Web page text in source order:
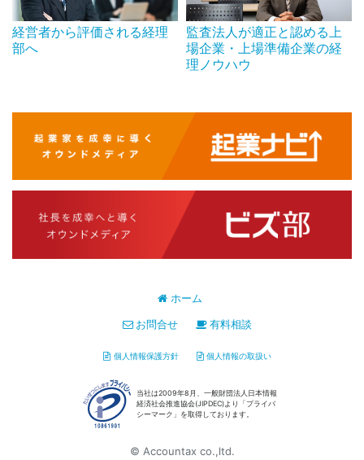
経営者から評価される経理
部へ
監査法人が適正と認める上
場企業・上場準備企業の経
理ノウハウ
ホーム
お問合せ
有料相談
個人情報保護方針 個人情報の取扱い
当社は2009年8月、一般財団法人日本情報
経済社会推進協会(JIPDEC)より「プライバ
シーマーク」を取得しております。
© Accountax co.,ltd.